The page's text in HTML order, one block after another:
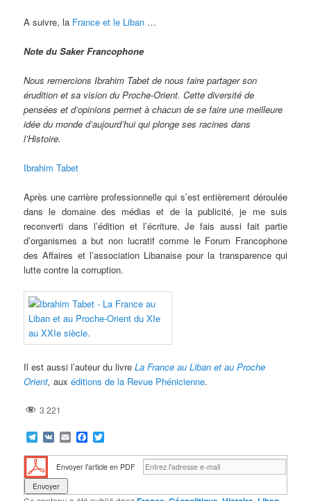
A suivre, la France et le Liban …
Note du Saker Francophone
Nous remercions Ibrahim Tabet de nous faire partager son
érudition et sa vision du Proche-Orient. Cette diversité de
pensées et d’opinions permet à chacun de se faire une meilleure
idée du monde d’aujourd’hui qui plonge ses racines dans
l’Histoire.
Ibrahim Tabet
Après une carrière professionnelle qui s’est entièrement déroulée
dans le domaine des médias et de la publicité, je me suis
reconverti dans l’édition et l’écriture. Je fais aussi fait partie
d’organismes a but non lucratif comme le Forum Francophone
des Affaires et l’association Libanaise pour la transparence qui
lutte contre la corruption.
Il est aussi l’auteur du livreLa France au Liban et au Proche
Orient, auxéditions de la Revue Phénicienne.
3 221
Telegram
VK EmailFacebook
Envoyer l'article en PDF